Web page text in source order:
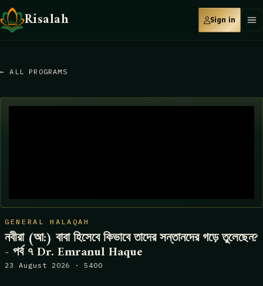
Risalah Sign in
← ALL PROGRAMS
GENERAL HALAQAH
নবীরা (আ:) বাবা হিসেবে কিভাবে তাদের সন্তানদের গড়ে তুলেছেন?
- পর্ব ৭ Dr. Emranul Haque
23 August 2026 · 5400